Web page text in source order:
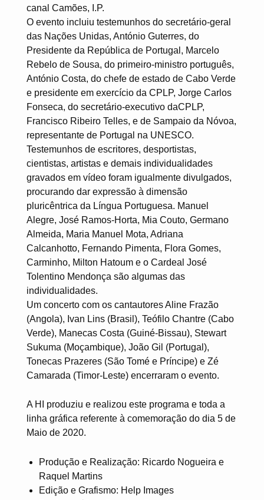
canal Camões, I.P.
O evento incluiu testemunhos do secretário-geral
das Nações Unidas, António Guterres, do
Presidente da República de Portugal, Marcelo
Rebelo de Sousa, do primeiro-ministro português,
António Costa, do chefe de estado de Cabo Verde
e presidente em exercício da CPLP, Jorge Carlos
Fonseca, do secretário-executivo daCPLP,
Francisco Ribeiro Telles, e de Sampaio da Nóvoa,
representante de Portugal na UNESCO.
Testemunhos de escritores, desportistas,
cientistas, artistas e demais individualidades
gravados em vídeo foram igualmente divulgados,
procurando dar expressão à dimensão
pluricêntrica da Língua Portuguesa. Manuel
Alegre, José Ramos-Horta, Mia Couto, Germano
Almeida, Maria Manuel Mota, Adriana
Calcanhotto, Fernando Pimenta, Flora Gomes,
Carminho, Milton Hatoum e o Cardeal José
Tolentino Mendonça são algumas das
individualidades.
Um concerto com os cantautores Aline Frazão
(Angola), Ivan Lins (Brasil), Teófilo Chantre (Cabo
Verde), Manecas Costa (Guiné-Bissau), Stewart
Sukuma (Moçambique), João Gil (Portugal),
Tonecas Prazeres (São Tomé e Príncipe) e Zé
Camarada (Timor-Leste) encerraram o evento.
A HI produziu e realizou este programa e toda a
linha gráfica referente à comemoração do dia 5 de
Maio de 2020.
Produção e Realização: Ricardo Nogueira e
Raquel Martins
Edição e Grafismo: Help Images